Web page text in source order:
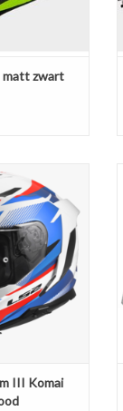
matt zwart
III Komai Wit /
WINKELWAGEN
III Komai